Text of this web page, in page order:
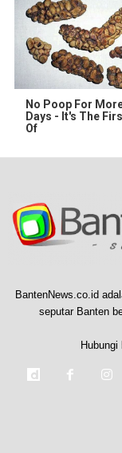
No Poop For
Days - It's The
Of
BantenNews.co.id
seputar Banten
Hubungi